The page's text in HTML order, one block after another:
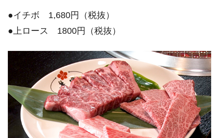
●イチボ 1,680円（税抜）
●上ロース 1800円（税抜）